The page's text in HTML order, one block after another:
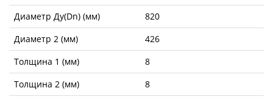
Диаметр Ду(Dn) (мм)
820
Диаметр 2 (мм)
426
Толщина 1 (мм)
8
Толщина 2 (мм)
8